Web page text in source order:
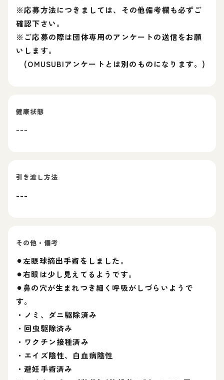
※応募方法につきましては、その他備考欄も必ずご
確認下さい。
※ご応募の際は団体専用のアンケートの送信をお願
いします。
(OMUSUBIアンケートとは別のものになります。)
健康状態
---
引き渡し方法
---
その他・備考
⚫︎左眼球摘出手術をしました。
⚫︎右眼は少し見えてるようです。
⚫︎鼻の穴が生まれつき細く呼吸がしづらいようで
す。
・ノミ、ダニ駆除済み
・回虫駆除済み
・ワクチン接種済み
・エイズ陰性、白血病陰性
・避妊手術済み